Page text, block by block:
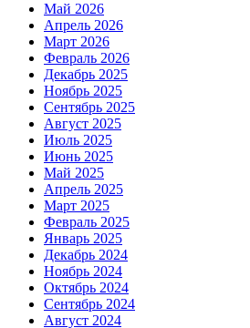
Май 2026
Апрель 2026
Март 2026
Февраль 2026
Декабрь 2025
Ноябрь 2025
Сентябрь 2025
Август 2025
Июль 2025
Июнь 2025
Май 2025
Апрель 2025
Март 2025
Февраль 2025
Январь 2025
Декабрь 2024
Ноябрь 2024
Октябрь 2024
Сентябрь 2024
Август 2024